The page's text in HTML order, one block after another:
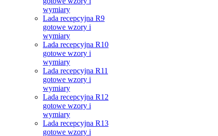
wymiary
Lada recepcyjna R9
gotowe wzory i
wymiary
Lada recepcyjna R10
gotowe wzory i
wymiary
Lada recepcyjna R11
gotowe wzory i
wymiary
Lada recepcyjna R12
gotowe wzory i
wymiary
Lada recepcyjna R13
gotowe wzory i